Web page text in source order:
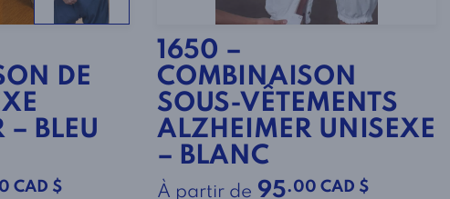
DE
– BLEU
CAD $
1650 –
COMBINAISON
SOUS-VÊTEMENTS
ALZHEIMER UNISEXE
– BLANC
À partir de 95.00 CAD $